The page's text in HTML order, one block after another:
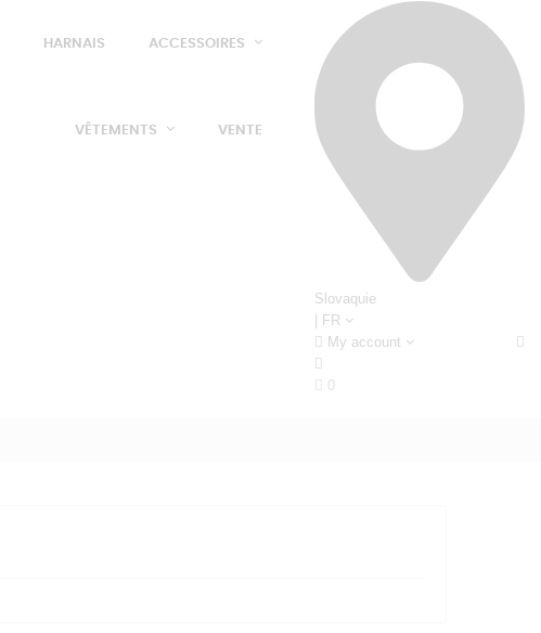
HARNAIS ACCESSOIRES
VÊTEMENTS VENTE
Slovaquie
| FR
My account
0